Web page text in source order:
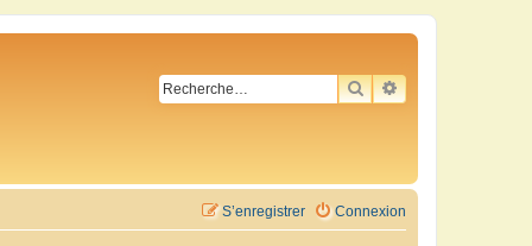
RECHERCHER
RECHERCHE
Connexion
S’enregistrer